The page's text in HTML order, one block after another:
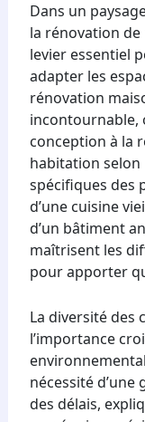
Dans un
la rénovation de
levier essentiel
adapter les
rénovation
incontournable,
conception à la
habitation selon
spécifiques des
d’une cuisine
d’un bâtiment
maîtrisent les
pour apporter
La diversité des
l’importance
nécessité
des délais,